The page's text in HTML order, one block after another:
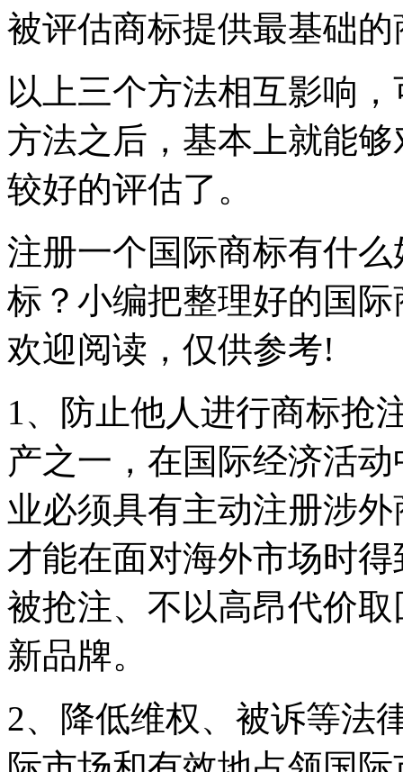
被评估商标提供最基础
以上三个方法相互影响
方法之后，基本上就能
较好的评估了。
注册一个国际商标有什
标？小编把整理好的国
欢迎阅读，仅供参考!
1、防止他人进行商标抢
产之一，在国际经济活
业必须具有主动注册涉
才能在面对海外市场时
被抢注、不以高昂代价
新品牌。
2、降低维权、被诉等法